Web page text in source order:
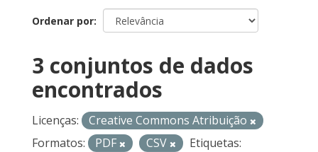
Ordenar por
3 conjuntos de dados
encontrados
Licenças:
Creative Commons Atribuição
Formatos:
PDF CSV
Etiquetas: